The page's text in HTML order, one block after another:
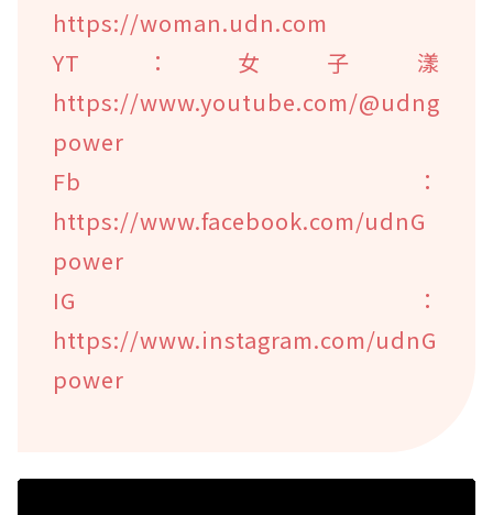
https://woman.udn.com
YT：女子漾
https://www.youtube.com/@udng
power
Fb：
https://www.facebook.com/udnG
power
IG：
https://www.instagram.com/udnG
power